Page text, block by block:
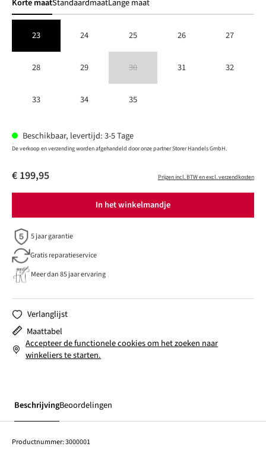
Korte maatStandaardmaatLange maat
23 24 25 26 27
28 29 30 31 32
33 34 35
Beschikbaar, levertijd: 3-5 Tage
De verkoop en verzending worden afgehandeld door onze partner Storer Handels GmbH.
€ 199,95 Prijzen incl. BTW en excl. verzendkosten
In het winkelmandje
5 jaar garantie
Gratis reparatieservice
Meer dan 85 jaar ervaring
Verlanglijst
Maattabel
Accepteer de functionele cookies om het zoeken naar
winkeliers te starten.
BeschrijvingBeoordelingen
Productnummer:3000001